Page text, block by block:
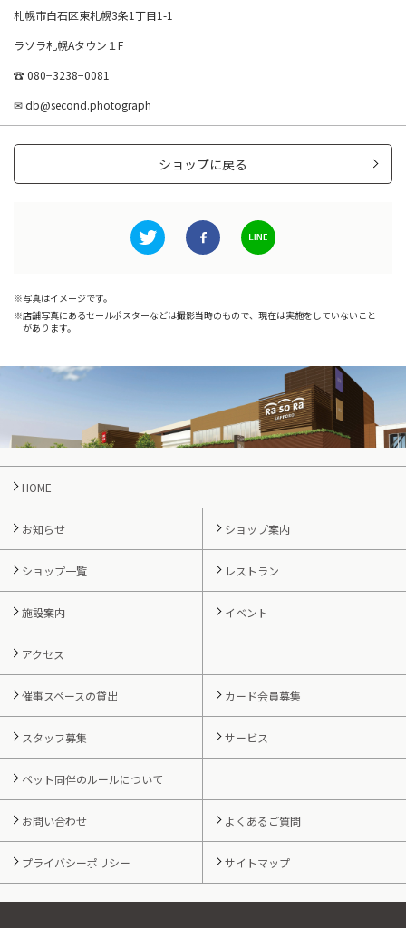
札幌市白石区東札幌3条1丁目1-1
ラソラ札幌Aタウン１F
☎︎ 080−3238−0081
✉︎db@second.photograph
ショップに戻る
写真はイメージです。
店舗写真にあるセールポスターなどは撮影当時のもので、現在は実施をしていないこと
があります。
HOME
お知らせ ショップ案内
ショップ一覧 レストラン
施設案内 イベント
アクセス
催事スペースの貸出 カード会員募集
スタッフ募集 サービス
ペット同伴のルールについて
お問い合わせ よくあるご質問
プライバシーポリシー サイトマップ